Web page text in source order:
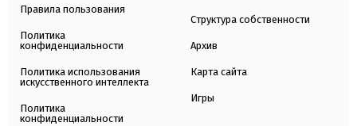
Правила пользования
Политика
конфиденциальности
Политика использования
искусственного интеллекта
Политика
конфиденциальности
Структура собственности
Архив
Карта сайта
Игры